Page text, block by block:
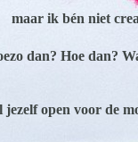
maar ik bén niet
dan? Hoe dan?
open voor de